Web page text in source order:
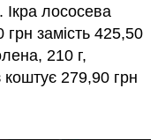
Ікра лососева
грн замість 425,50
210 г,
коштує 279,90 грн